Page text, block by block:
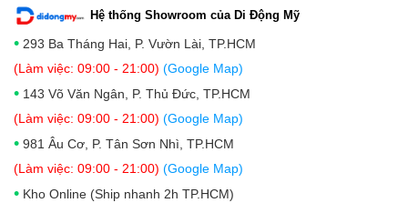
Hệ thống Showroom của Di Động Mỹ
• 293 Ba Tháng Hai, P. Vườn Lài, TP.HCM
(Làm việc: 09:00 - 21:00) (Google Map)
• 143 Võ Văn Ngân, P. Thủ Đức, TP.HCM
(Làm việc: 09:00 - 21:00) (Google Map)
• 981 Âu Cơ, P. Tân Sơn Nhì, TP.HCM
(Làm việc: 09:00 - 21:00) (Google Map)
• Kho Online (Ship nhanh 2h TP.HCM)